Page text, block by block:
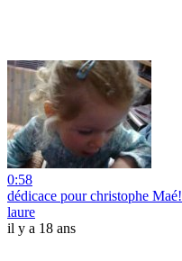
0:58
dédicace pour christophe Maé!
laure
il y a 18 ans